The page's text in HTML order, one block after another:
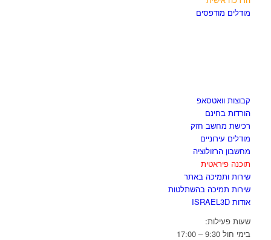
מודלים מודפסים
קבוצות וואטסאפ
הורדות בחינם
רכישת מחשב חזק
מודלים עירוניים
מחשבון הרזולוציה
תוכנה פיראטית
שירות ותמיכה באתר
שירות תמיכה בהשתלטות
אודות ISRAEL3D
שעות פעילות:
בימי חול 9:30 – 17:00